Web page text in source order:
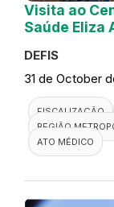
Visita ao
Saúde Eliza
DEFIS
31 de October
FISCALIZAÇÃO
REGIÃO
ATO MÉDICO